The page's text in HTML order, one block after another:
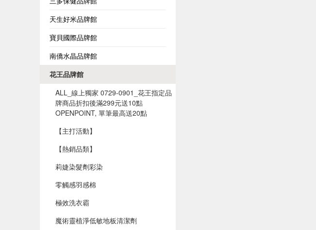
天生好米品牌館
寶貝國際品牌館
南僑水晶品牌館
花王品牌館
ALL_線上獨家 0729-0901_花王指定品
牌商品折扣後滿299元送10點
OPENPOINT, 單筆最高送20點
【主打活動】
【熱銷品類】
莉婕染髮劑彩染
零觸感羽感棉
極效洗衣霸
魔術靈植淨低敏地板清潔劑